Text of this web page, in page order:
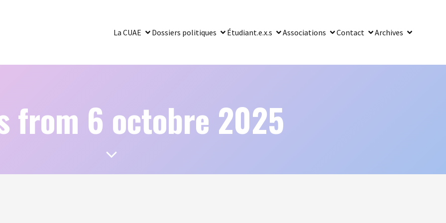
La CUAE Dossiers politiques Étudiant.e.x.s Associations Contact Archives
from 6 octobre 2025